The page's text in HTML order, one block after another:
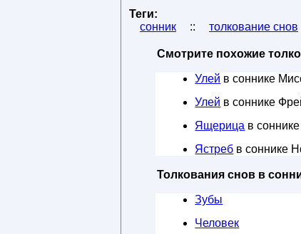
Теги:
сонник
:: толкование снов
Смотрите похожие
Улей в соннике
Улей в соннике
Ящерица в
Ястреб в соннике
Толкования снов в
Зубы
Человек